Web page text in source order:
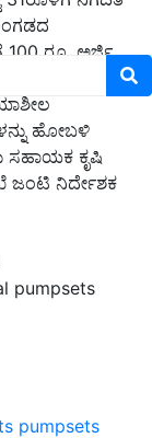
100 ರೂ. ಅರ್ಜಿ
ಒಂದು ಎಕರೆ
ಹೋಬಳಿ
ಸಹಾಯಕ ಕೃಷಿ
ಜಂಟಿ ನಿರ್ದೇಶಕ
pumpsets
pumpsets